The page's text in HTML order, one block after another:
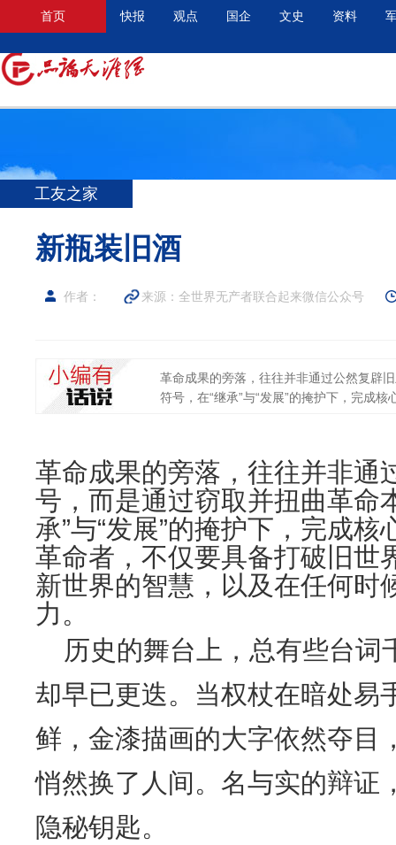
首页 快报 观点 国企 文史 资料
工友之家
新瓶装旧酒
作者： 来源：全世界无产者联合起来微信公众号
革命成果的旁落，往往并非通过公然复辟
符号，在“继承”与“发展”的掩护下，完成
革命成果的旁落，往往并非通
号，而是通过窃取并扭曲革命
承”与“发展”的掩护下，完成
革命者，不仅要具备打破旧世
新世界的智慧，以及在任何时
力。
历史的舞台上，总有些台词
却早已更迭。当权杖在暗处易
鲜，金漆描画的大字依然夺目
悄然换了人间。名与实的辩证
隐秘钥匙。